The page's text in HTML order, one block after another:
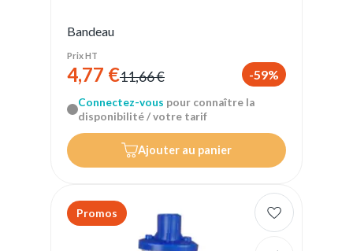
Bandeau
Prix HT
4,77 €11,66 € -59%
Connectez-vous pour connaître la
disponibilité / votre tarif
Ajouter au panier
Promos